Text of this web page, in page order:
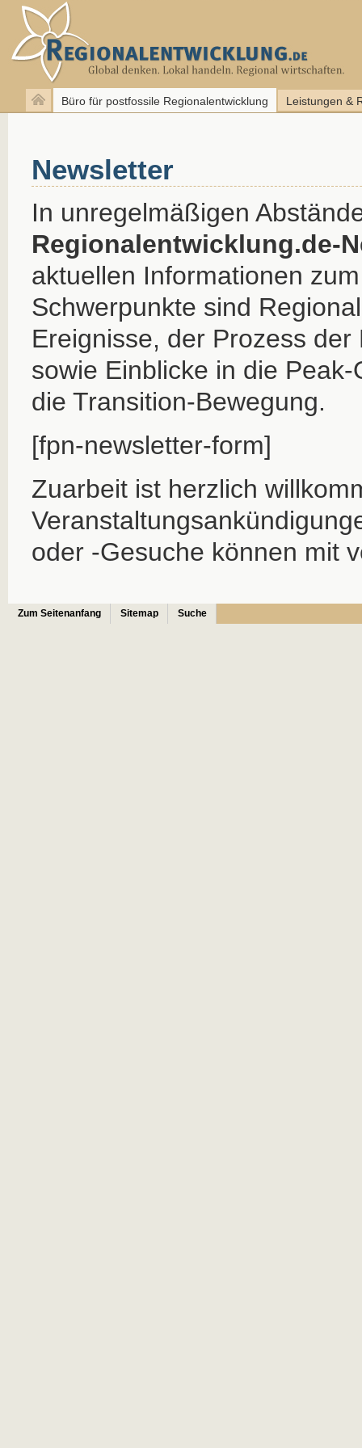
Büro für postfossile Regionalentwicklung Leistungen &
Newsletter
In unregelmäßigen
Regionalentwicklung.de-
aktuellen Informationen
Schwerpunkte sind
Ereignisse, der Prozess
sowie Einblicke in die
die Transition-Bewegung.
[fpn-newsletter-form]
Zuarbeit ist herzlich
oder -Gesuche können mit
Zum Seitenanfang Sitemap Suche